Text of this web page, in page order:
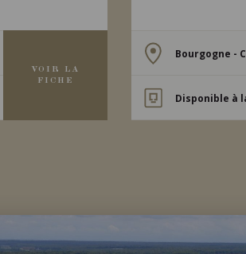
VOIR LA
FICHE
Bourgogne -
Disponible à